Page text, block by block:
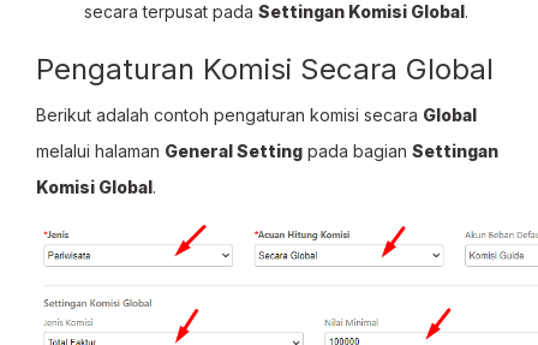
secara terpusat pada Settingan Komisi Global.
Pengaturan Komisi Secara Global
Berikut adalah contoh pengaturan komisi secara Global
melalui halaman General Setting pada bagian Settingan
Komisi Global.